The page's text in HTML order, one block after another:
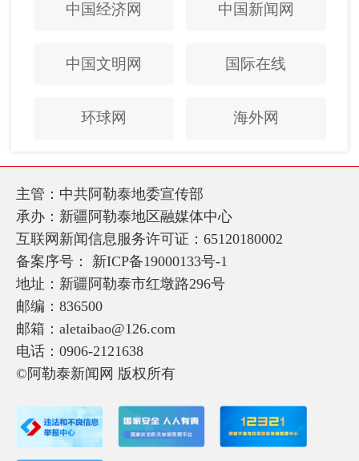
中国经济网 中国新闻网
中国文明网 国际在线
环球网 海外网
主管：中共阿勒泰地委宣传部
承办：新疆阿勒泰地区融媒体中心
互联网新闻信息服务许可证：65120180002
备案序号： 新ICP备19000133号-1
地址：新疆阿勒泰市红墩路296号
邮编：836500
邮箱：aletaibao@126.com
电话：0906-2121638
©阿勒泰新闻网 版权所有